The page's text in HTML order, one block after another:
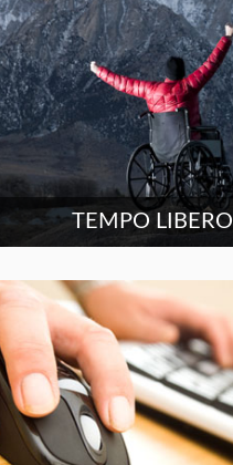
TEMPO LIBERO